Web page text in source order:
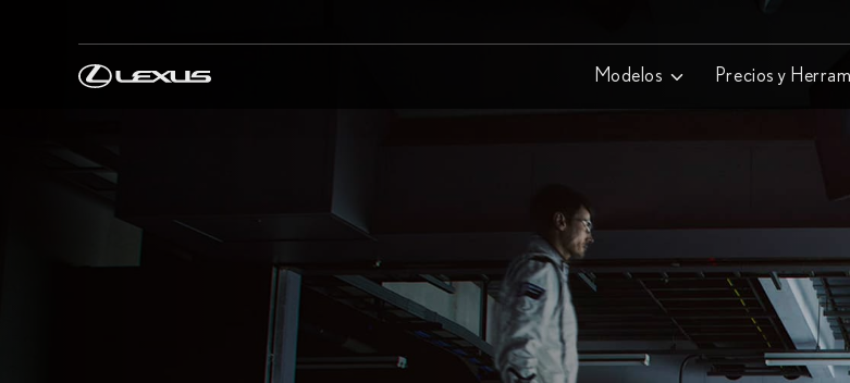
Modelos Precios y